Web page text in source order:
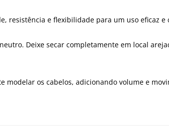
resistência e flexibilidade para um uso eficaz e
Deixe secar completamente em local
os cabelos, adicionando volume e